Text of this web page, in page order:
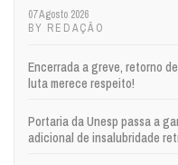
07 Agosto 2026
BY REDAÇÃO
Encerrada a greve, retorno
luta merece respeito!
Portaria da Unesp passa a
adicional de insalubridade